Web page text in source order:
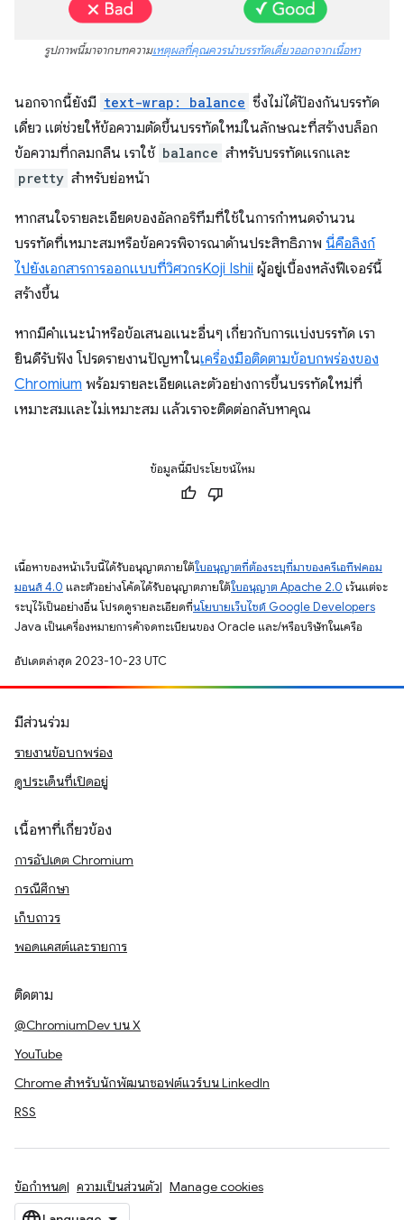
รูปภาพนี้มาจากบทความเหตุผลที่คุณควรนำบรรทัดเดี่ยวออกจากเนื้อหา
นอกจากนี้ยังมี text-wrap: balance ซึ่งไม่ได้ป้องกันบรรทัด
เดี่ยว แต่ช่วยให้ข้อความตัดขึ้นบรรทัดใหม่ในลักษณะที่สร้างบล็อก
ข้อความที่กลมกลืน เราใช้ balance สำหรับบรรทัดแรกและ
pretty สำหรับย่อหน้า
หากสนใจรายละเอียดของอัลกอริทึมที่ใช้ในการกำหนดจำนวน
บรรทัดที่เหมาะสมหรือข้อควรพิจารณาด้านประสิทธิภาพ นี่คือลิงก์
ไปยังเอกสารการออกแบบที่วิศวกรKoji Ishii ผู้อยู่เบื้องหลังฟีเจอร์นี้
สร้างขึ้น
หากมีคำแนะนำหรือข้อเสนอแนะอื่นๆ เกี่ยวกับการแบ่งบรรทัด เรา
ยินดีรับฟัง โปรดรายงานปัญหาในเครื่องมือติดตามข้อบกพร่องของ
Chromium พร้อมรายละเอียดและตัวอย่างการขึ้นบรรทัดใหม่ที่
เหมาะสมและไม่เหมาะสม แล้วเราจะติดต่อกลับหาคุณ
ข้อมูลนี้มีประโยชน์ไหม
เนื้อหาของหน้าเว็บนี้ได้รับอนุญาตภายใต้ใบอนุญาตที่ต้องระบุที่มาของครีเอทีฟคอม
มอนส์ 4.0 และตัวอย่างโค้ดได้รับอนุญาตภายใต้ใบอนุญาต Apache 2.0 เว้นแต่จะ
ระบุไว้เป็นอย่างอื่น โปรดดูรายละเอียดที่นโยบายเว็บไซต์ Google Developers
Java เป็นเครื่องหมายการค้าจดทะเบียนของ Oracle และ/หรือบริษัทในเครือ
อัปเดตล่าสุด 2023-10-23 UTC
มีส่วนร่วม
รายงานข้อบกพร่อง
ดูประเด็นที่เปิดอยู่
เนื้อหาที่เกี่ยวข้อง
การอัปเดต Chromium
กรณีศึกษา
เก็บถาวร
พอดแคสต์และรายการ
ติดตาม
@ChromiumDev บน X
YouTube
Chrome สำหรับนักพัฒนาซอฟต์แวร์บน LinkedIn
RSS
ข้อกำหนด ความเป็นส่วนตัว Manage cookies